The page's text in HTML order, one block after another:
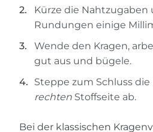
Kürze die
Rundungen einige
Wende den Kragen,
gut aus und bügele.
Steppe zum Schluss
rechten Stoffseite ab.
Bei der klassischen